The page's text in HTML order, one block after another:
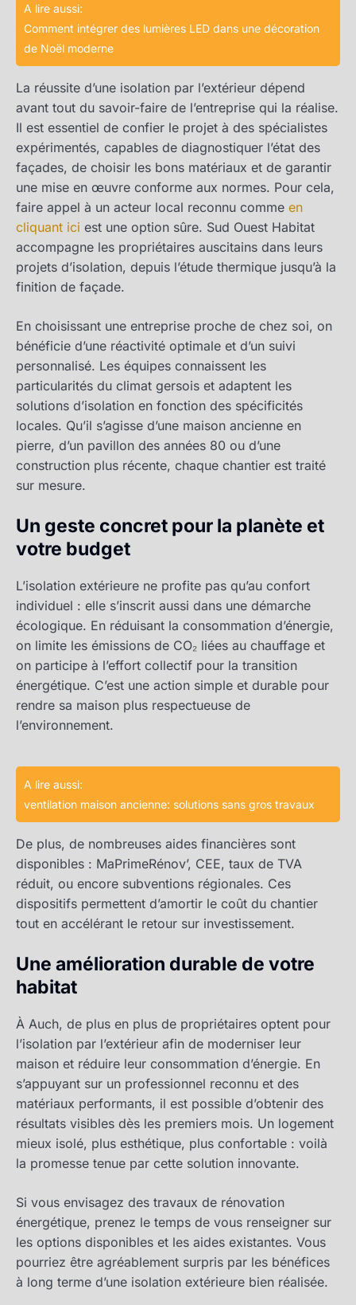
A lire aussi:
Comment intégrer des lumières LED dans une décoration
de Noël moderne
La réussite d’une isolation par l’extérieur dépend
avant tout du savoir-faire de l’entreprise qui la réalise.
Il est essentiel de confier le projet à des spécialistes
expérimentés, capables de diagnostiquer l’état des
façades, de choisir les bons matériaux et de garantir
une mise en œuvre conforme aux normes. Pour cela,
faire appel à un acteur local reconnu comme en
cliquant ici est une option sûre. Sud Ouest Habitat
accompagne les propriétaires auscitains dans leurs
projets d’isolation, depuis l’étude thermique jusqu’à la
finition de façade.
En choisissant une entreprise proche de chez soi, on
bénéficie d’une réactivité optimale et d’un suivi
personnalisé. Les équipes connaissent les
particularités du climat gersois et adaptent les
solutions d’isolation en fonction des spécificités
locales. Qu’il s’agisse d’une maison ancienne en
pierre, d’un pavillon des années 80 ou d’une
construction plus récente, chaque chantier est traité
sur mesure.
Un geste concret pour la planète et
votre budget
L’isolation extérieure ne profite pas qu’au confort
individuel : elle s’inscrit aussi dans une démarche
écologique. En réduisant la consommation d’énergie,
on limite les émissions de CO₂ liées au chauffage et
on participe à l’effort collectif pour la transition
énergétique. C’est une action simple et durable pour
rendre sa maison plus respectueuse de
l’environnement.
A lire aussi:
ventilation maison ancienne: solutions sans gros travaux
De plus, de nombreuses aides financières sont
disponibles : MaPrimeRénov’, CEE, taux de TVA
réduit, ou encore subventions régionales. Ces
dispositifs permettent d’amortir le coût du chantier
tout en accélérant le retour sur investissement.
Une amélioration durable de votre
habitat
À Auch, de plus en plus de propriétaires optent pour
l’isolation par l’extérieur afin de moderniser leur
maison et réduire leur consommation d’énergie. En
s’appuyant sur un professionnel reconnu et des
matériaux performants, il est possible d’obtenir des
résultats visibles dès les premiers mois. Un logement
mieux isolé, plus esthétique, plus confortable : voilà
la promesse tenue par cette solution innovante.
Si vous envisagez des travaux de rénovation
énergétique, prenez le temps de vous renseigner sur
les options disponibles et les aides existantes. Vous
pourriez être agréablement surpris par les bénéfices
à long terme d’une isolation extérieure bien réalisée.